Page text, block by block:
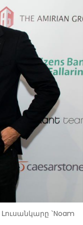
Լուսանկարը `Noam